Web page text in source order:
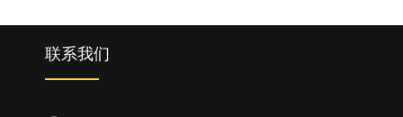
联系我们